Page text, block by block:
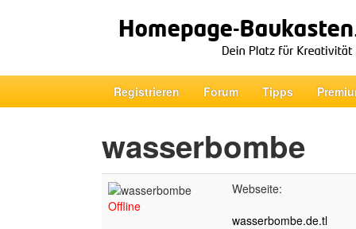
Registrieren Forum Tipps
wasserbombe
Offline
Webseite:
wasserbombe.de.tl